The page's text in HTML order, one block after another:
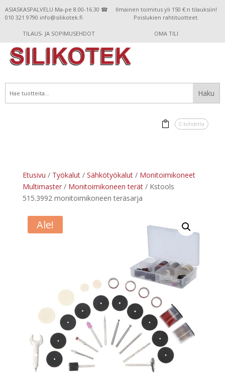
ASIASKASPALVELU Ma-pe 8.00-16.30 ☎
010 321 9790 info@silikotek.fi
Ilmainen toimitus yli 150 €:n tilauksiin!
Poislukien rahtituotteet.
TILAUS- JA SOPIMUSEHDOT OMA TILI
0 kohdetta
Etusivu / Työkalut/ Sähkötyökalut/ Monitoimikoneet
Multimaster/ Monitoimikoneen terät/ Kstools
515.3992 monitoimikoneen teräsarja
Ale!